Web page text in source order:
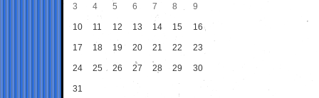
3 4 5 6 7 8 9
10 11 12 13 14 15 16
17 18 19 20 21 22 23
24 25 26 27 28 29 30
31